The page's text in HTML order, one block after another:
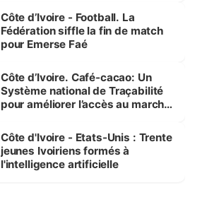
Côte d’Ivoire - Football. La
Fédération siffle la fin de match
pour Emerse Faé
Côte d’Ivoire. Café-cacao: Un
Système national de Traçabilité
pour améliorer l’accès au marché
Côte d'Ivoire - Etats-Unis : Trente
jeunes Ivoiriens formés à
l'intelligence artificielle